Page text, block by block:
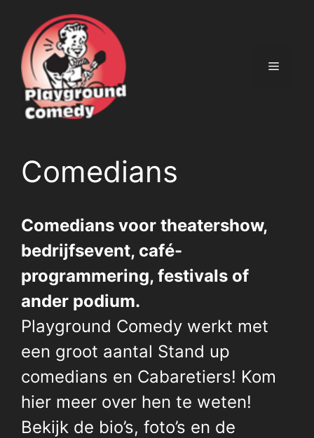
inhoud
Menu
Comedians
Comedians voor theatershow,
bedrijfsevent, café-
programmering, festivals of
ander podium.
Playground Comedy werkt met
een groot aantal Stand up
comedians en Cabaretiers! Kom
hier meer over hen te weten!
Bekijk de bio’s, foto’s en de